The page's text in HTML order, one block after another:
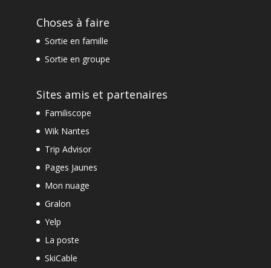
Choses à faire
Sortie en famille
Sortie en groupe
Sites amis et partenaires
Familiscope
Wik Nantes
Trip Advisor
Pages Jaunes
Mon nuage
Gralon
Yelp
La poste
SkiCable